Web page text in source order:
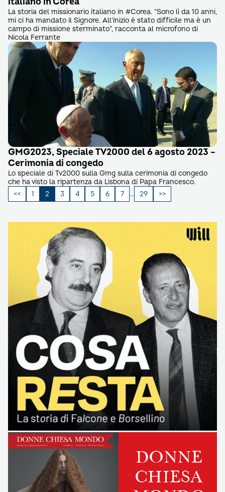
La storia del missionario italiano in #Corea. “Sono lì da 10 anni,
mi ci ha mandato il Signore. All’inizio è stato difficile ma è un
campo di missione sterminato”, racconta al microfono di
Nicola Ferrante
GMG2023, Speciale TV2000 del 6 agosto 2023 –
Cerimonia di congedo
Lo speciale di Tv2000 sulla Gmg sulla cerimonia di congedo
che ha visto la ripartenza da Lisbona di Papa Francesco.
Paginazione
degli
1 2 3 4 5 6 7 … 29